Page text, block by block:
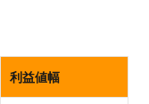
利益値幅